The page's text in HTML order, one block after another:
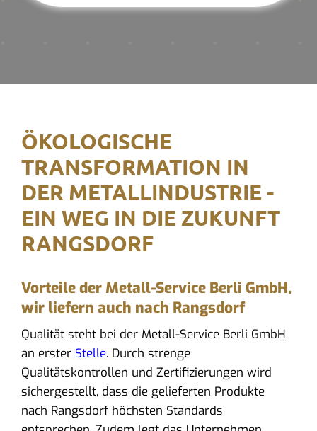
ÖKOLOGISCHE
TRANSFORMATION IN
DER METALLINDUSTRIE -
EIN WEG IN DIE ZUKUNFT
RANGSDORF
Vorteile der Metall-Service Berli GmbH,
wir liefern auch nach Rangsdorf
Qualität steht bei der Metall-Service Berli GmbH
an erster Stelle. Durch strenge
Qualitätskontrollen und Zertifizierungen wird
sichergestellt, dass die gelieferten Produkte
nach Rangsdorf höchsten Standards